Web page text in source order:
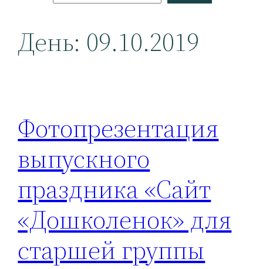
День: 09.10.2019
Фотопрезентация
выпускного
праздника «Сайт
«Дошколенок» для
старшей группы